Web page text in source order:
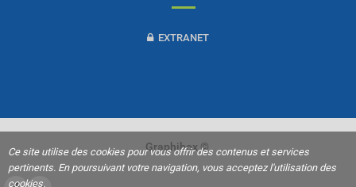
EXTRANET
Graphibox ©
Ce site utilise des cookies pour vous offrir des contenus et services
pertinents. En poursuivant votre navigation, vous acceptez l'utilisation des
cookies.